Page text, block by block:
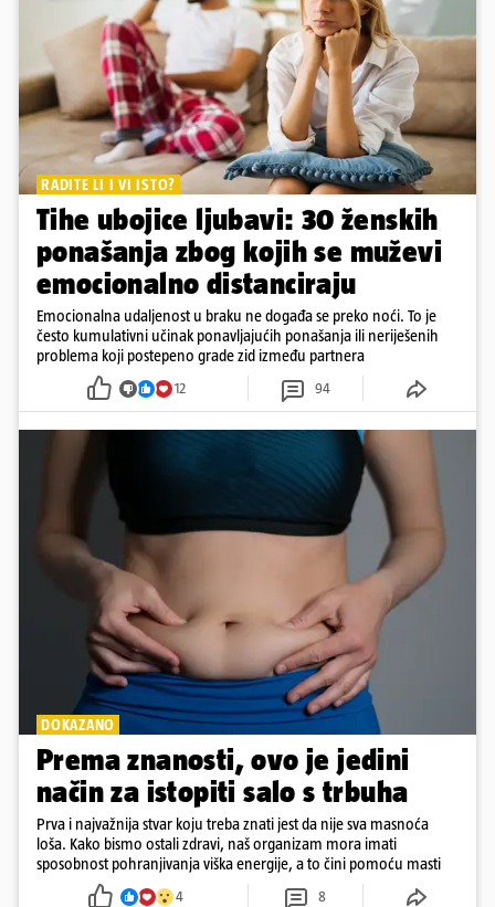
RADITE LI I VI ISTO?
Tihe ubojice ljubavi: 30 ženskih
ponašanja zbog kojih se muževi
emocionalno distanciraju
Emocionalna udaljenost u braku ne događa se preko noći. To je
često kumulativni učinak ponavljajućih ponašanja ili neriješenih
problema koji postepeno grade zid između partnera
12 94
DOKAZANO
Prema znanosti, ovo je jedini
način za istopiti salo s trbuha
Prva i najvažnija stvar koju treba znati jest da nije sva masnoća
loša. Kako bismo ostali zdravi, naš organizam mora imati
sposobnost pohranjivanja viška energije, a to čini pomoću masti
4 8